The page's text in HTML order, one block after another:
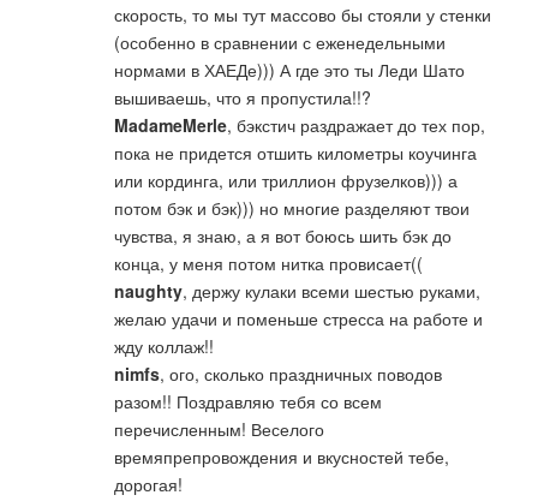
скорость, то мы тут массово бы стояли у стенки
(особенно в сравнении с еженедельными
нормами в ХАЕДе))) А где это ты Леди Шато
вышиваешь, что я пропустила!!?
MadameMerle, бэкстич раздражает до тех пор,
пока не придется отшить километры коучинга
или кординга, или триллион фрузелков))) а
потом бэк и бэк))) но многие разделяют твои
чувства, я знаю, а я вот боюсь шить бэк до
конца, у меня потом нитка провисает((
naughty, держу кулаки всеми шестью руками,
желаю удачи и поменьше стресса на работе и
жду коллаж!!
nimfs, ого, сколько праздничных поводов
разом!! Поздравляю тебя со всем
перечисленным! Веселого
времяпрепровождения и вкусностей тебе,
дорогая!